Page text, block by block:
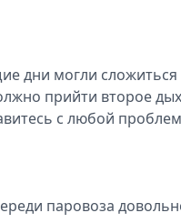
дни могли сложиться
прийти второе
с любой
паровоза